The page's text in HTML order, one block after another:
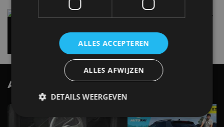
Carbon fibre op je laadkabel: nergens voor nodig,
5 aug
AutoRAI.nl TV
ALLES ACCEPTEREN
ALLES AFWIJZEN
DETAILS WEERGEVEN